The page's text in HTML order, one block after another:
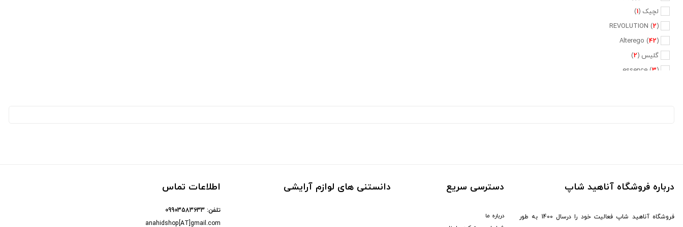
لچیک (1
)
REVOLUTION (2)
Alterego (42)
گلیس (2
)
essence (3)
L'oreal ( 5)
CERITA ( 13)
درباره فروشگاه آناهید شاپ
فروشگاه آناهید شاپ فعالیت خود را درسال 1400 به طور
دسترسی سریع
درباره ما
دانستنی های لوازم آرایشی اطلاعات تماس
anahidshop[AT]gmail.com
تلفن:09903583633